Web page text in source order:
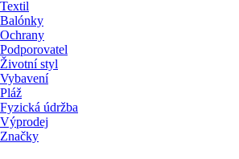
Textil
Balónky
Ochrany
Podporovatel
Životní styl
Vybavení
Pláž
Fyzická údržba
Výprodej
Značky